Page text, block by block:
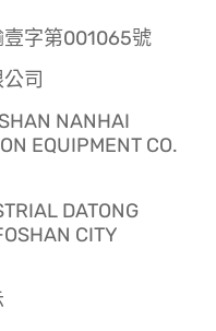
字第001065號
司
NANHAI
EQUIPMENT CO.
DATONG
CITY